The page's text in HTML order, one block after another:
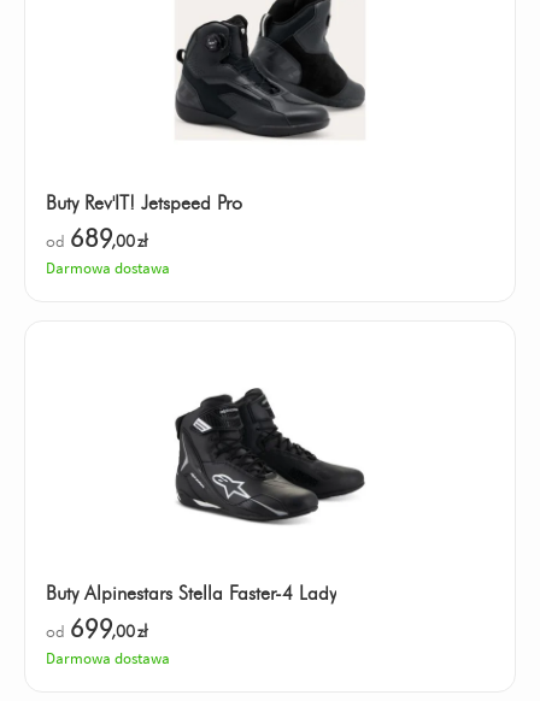
Buty Rev'IT! Jetspeed Pro
od 689,00zł
Darmowa dostawa
Buty Alpinestars Stella Faster-4 Lady
od 699,00zł
Darmowa dostawa